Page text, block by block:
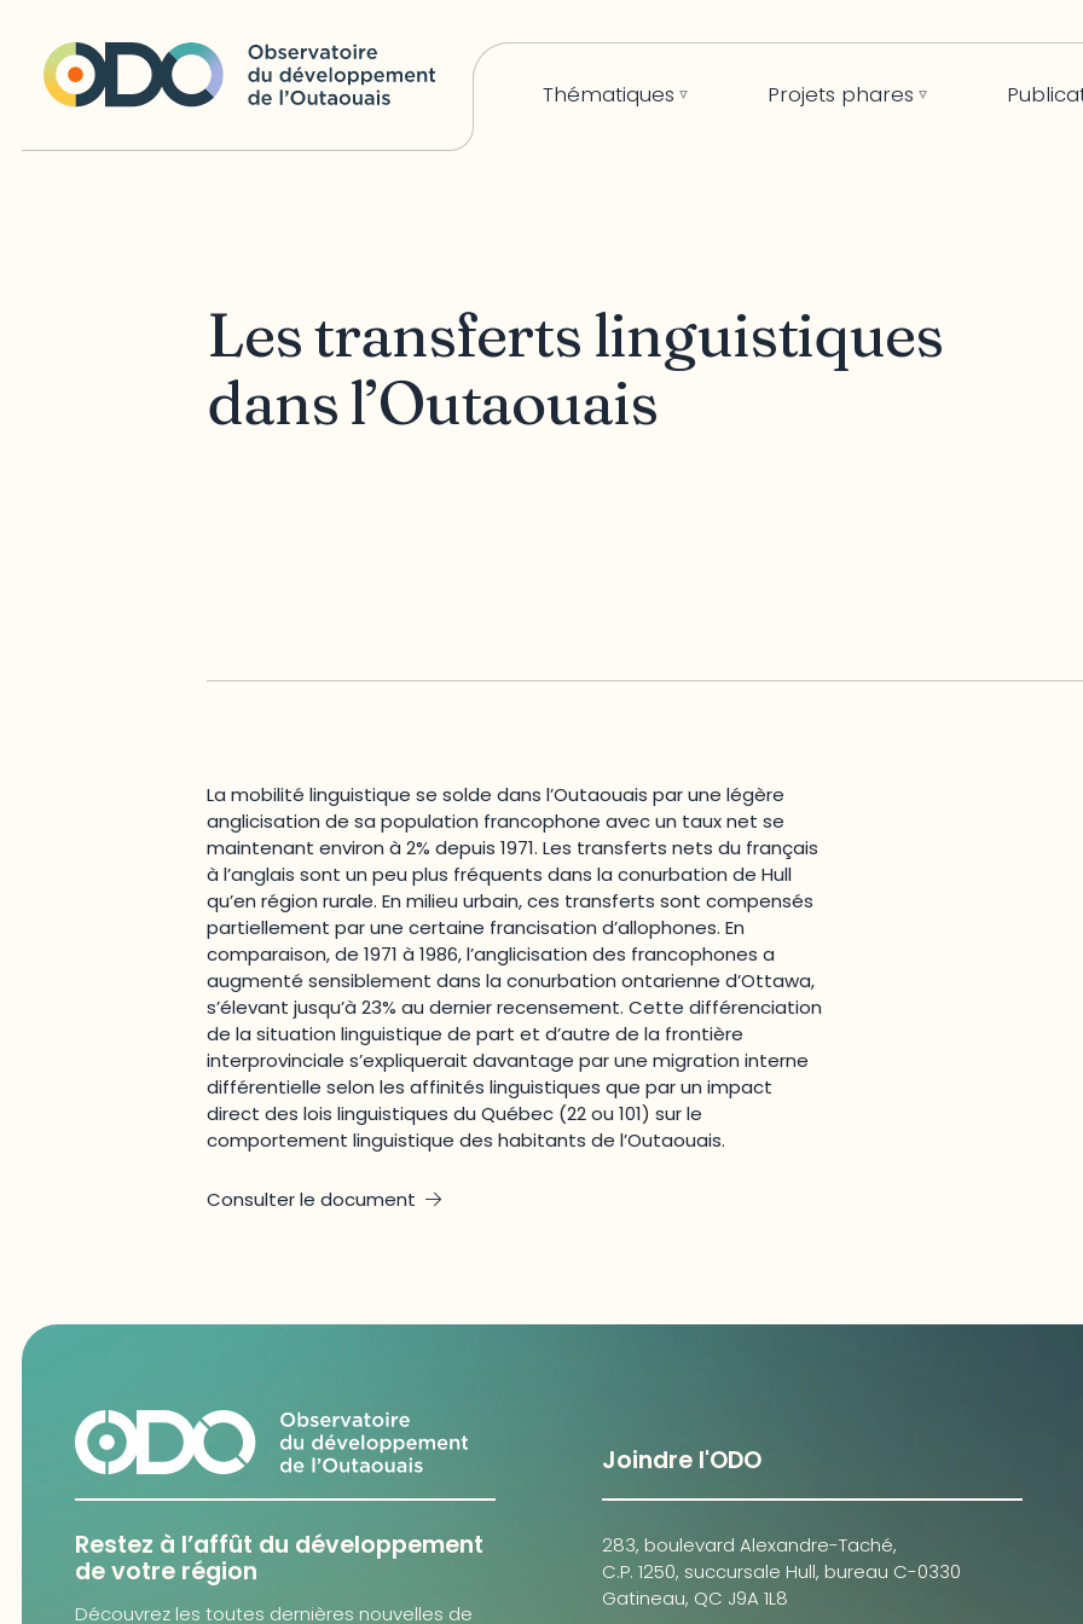
Thématiques Projets phares
Les transferts linguistiques
dans l’Outaouais
La mobilité linguistique se solde dans l’Outaouais par une légère
anglicisation de sa population francophone avec un taux net se
maintenant environ à 2% depuis 1971. Les transferts nets du français
à l’anglais sont un peu plus fréquents dans la conurbation de Hull
qu’en région rurale. En milieu urbain, ces transferts sont compensés
partiellement par une certaine francisation d’allophones. En
comparaison, de 1971 à 1986, l’anglicisation des francophones a
augmenté sensiblement dans la conurbation ontarienne d’Ottawa,
s’élevant jusqu’à 23% au dernier recensement. Cette différenciation
de la situation linguistique de part et d’autre de la frontière
interprovinciale s’expliquerait davantage par une migration interne
différentielle selon les affinités linguistiques que par un impact
direct des lois linguistiques du Québec (22 ou 101) sur le
comportement linguistique des habitants de l’Outaouais.
Consulter le document
Restez à l’affût du développement
de votre région
Découvrez les toutes dernières nouvelles de
Joindre l'ODO
283, boulevard Alexandre-Taché,
C.P. 1250, succursale Hull, bureau C-0330
Gatineau, QC J9A 1L8